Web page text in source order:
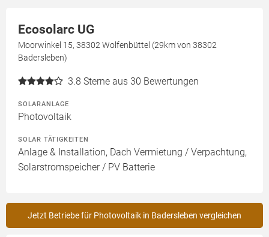
Ecosolarc UG
Moorwinkel 15, 38302 Wolfenbüttel (29km von 38302
Badersleben)
3.8 Sterne aus 30 Bewertungen
SOLARANLAGE
Photovoltaik
SOLAR TÄTIGKEITEN
Anlage & Installation, Dach Vermietung / Verpachtung,
Solarstromspeicher / PV Batterie
Jetzt Betriebe für Photovoltaik in Badersleben vergleichen